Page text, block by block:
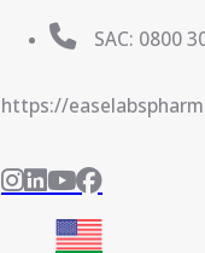
SAC: 0800
https://